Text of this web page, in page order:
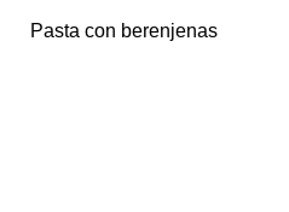
Pasta con berenjenas